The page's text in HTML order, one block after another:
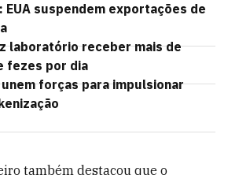
EUA suspendem exportações de
laboratório receber mais de
fezes por dia
unem forças para impulsionar
também destacou que o